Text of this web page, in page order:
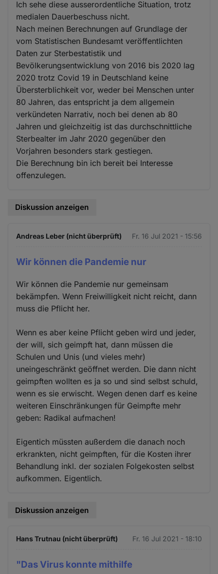
Ich sehe diese ausserordentliche Situation, trotz
medialen Dauerbeschuss nicht.
Nach meinen Berechnungen auf Grundlage der
vom Statistischen Bundesamt veröffentlichten
Daten zur Sterbestatistik und
Bevölkerungsentwicklung von 2016 bis 2020 lag
2020 trotz Covid 19 in Deutschland keine
Übersterblichkeit vor, weder bei Menschen unter
80 Jahren, das entspricht ja dem allgemein
verkündeten Narrativ, noch bei denen ab 80
Jahren und gleichzeitig ist das durchschnittliche
Sterbealter im Jahr 2020 gegenüber den
Vorjahren besonders stark gestiegen.
Die Berechnung bin ich bereit bei Interesse
offenzulegen.
Diskussion anzeigen
Andreas Leber (nicht überprüft) Fr. 16 Jul 2021 - 15:56
Wir können die Pandemie nur
Wir können die Pandemie nur gemeinsam
bekämpfen. Wenn Freiwilligkeit nicht reicht, dann
muss die Pflicht her.
Wenn es aber keine Pflicht geben wird und jeder,
der will, sich geimpft hat, dann müssen die
Schulen und Unis (und vieles mehr)
uneingeschränkt geöffnet werden. Die dann nicht
geimpften wollten es ja so und sind selbst schuld,
wenn es sie erwischt. Wegen denen darf es keine
weiteren Einschränkungen für Geimpfte mehr
geben: Radikal aufmachen!
Eigentich müssten außerdem die danach noch
erkrankten, nicht geimpften, für die Kosten ihrer
Behandlung inkl. der sozialen Folgekosten selbst
aufkommen. Eigentlich.
Diskussion anzeigen
Hans Trutnau (nicht überprüft) Fr. 16 Jul 2021 - 18:10
"Das Virus konnte mithilfe